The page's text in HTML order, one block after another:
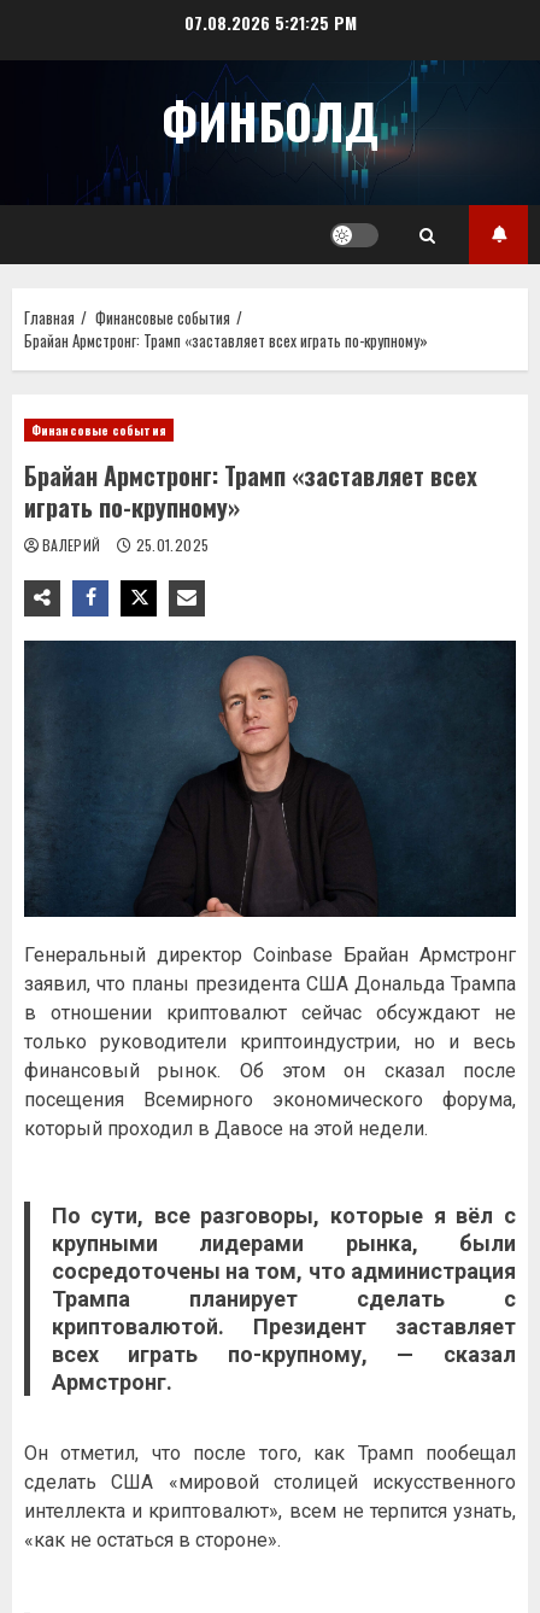
07.08.2026 5:21:25 PM
ФИНБОЛД
Главная
Финансовые события
Бpaйaн Apмcтpoнг: Трамп «заставляет всех играть по-крупному»
Финансовые события
Бpaйaн Apмcтpoнг: Трамп «заставляет всех
играть по-крупному»
ВАЛЕРИЙ 25.01.2025
Генеральный директор Coinbase Брайан Армстронг
заявил, что планы президента США Дональда Трампа
в отношении криптовалют сейчас обсуждают не
только руководители криптоиндустрии, но и весь
финансовый рынок. Об этом он сказал после
посещения Всемирного экономического форума,
который проходил в Давосе на этой недели.
По сути, все разговоры, которые я вёл с
крупными лидерами рынка, были
сосредоточены на том, что администрация
Трампа планирует сделать с
криптовалютой. Президент заставляет
всех играть по-крупному, — сказал
Армстронг.
Он отметил, что после того, как Трамп пообещал
сделать США «мировой столицей искусственного
интеллекта и криптовалют», всем не терпится узнать,
«как не остаться в стороне».